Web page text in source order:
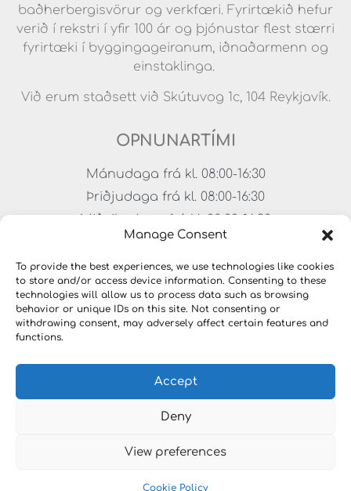
Manage Consent
To provide the best experiences, we use technologies like cookies
to store and/or access device information. Consenting to these
technologies will allow us to process data such as browsing
behavior or unique IDs on this site. Not consenting or
withdrawing consent, may adversely affect certain features and
functions.
Accept
Deny
View preferences
Cookie Policy
baðherbergisvörur og verkfæri. Fyrirtækið hefur
verið í rekstri í yfir 100 ár og þjónustar flest stærri
fyrirtæki í byggingageiranum, iðnaðarmenn og
einstaklinga.
Við erum staðsett við Skútuvog 1c, 104 Reykjavík.
OPNUNARTÍMI
Mánudaga frá kl. 08:00-16:30
Þriðjudaga frá kl. 08:00-16:30
Miðvikudaga frá kl. 08:00-16:30
Fimmtudaga frá kl. 08:00-16:30
Föstudaga frá kl. 08:00-15:00
Lokað um helgar
Copyright © 2023 HÖNNUNARLAUSNIR. Öll réttindi